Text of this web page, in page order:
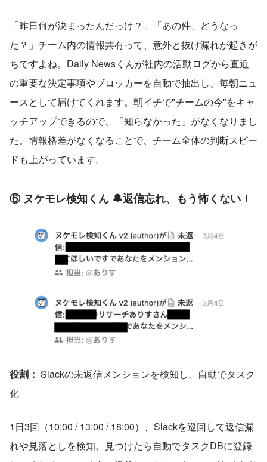
「昨日何が決まったんだっけ？」「あの件、どうなっ
た？」チーム内の情報共有って、意外と抜け漏れが起きが
ちですよね。Daily Newsくんが社内の活動ログから直近
の重要な決定事項やブロッカーを自動で抽出し、毎朝ニュ
ースとして届けてくれます。朝イチで"チームの今"をキャ
ッチアップできるので、「知らなかった」がなくなりまし
た。情報格差がなくなることで、チーム全体の判断スピー
ドも上がっています。
⑥ ヌケモレ検知くん 🔔返信忘れ、もう怖くない！
役割： Slackの未返信メンションを検知し、自動でタスク
化
1日3回（10:00 / 13:00 / 18:00）、Slackを巡回して返信漏
れや見落としを検知。見つけたら自動でタスクDBに登録